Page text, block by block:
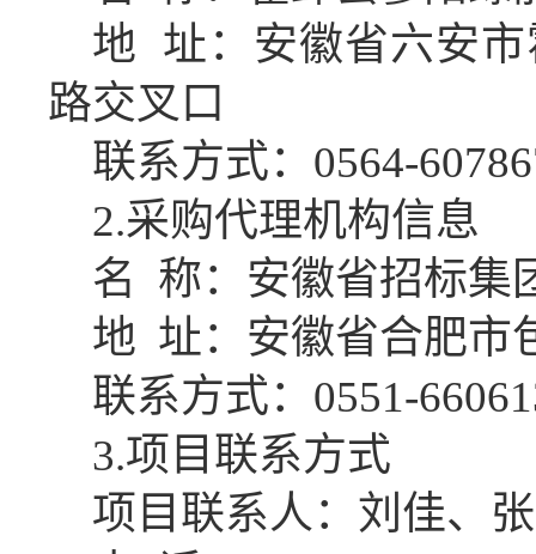
地 址： 安徽省六安
路交叉口
联系方式： 0564-
2.采购代理机构信息
名 称： 安徽省招标集
地 址： 安徽省合肥市
联系方式： 0551-
3.项目联系方式
项目联系人： 刘佳、